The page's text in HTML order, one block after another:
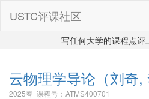
USTC评课社区
写任何大学的课程点评
云物理学导论 （刘奇,
2025春 课程号：ATMS400701